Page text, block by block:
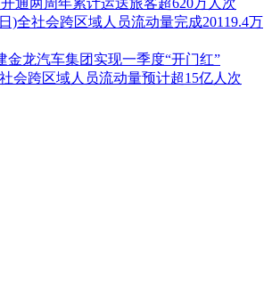
)全社会跨区域人员流动量完成20119.4万
金龙汽车集团实现一季度“开门红”
会跨区域人员流动量预计超15亿人次